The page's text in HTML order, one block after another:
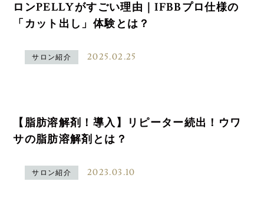
ロンPELLYがすごい理由｜IFBBプロ仕様の
「カット出し」体験とは？
サロン紹介 2025.02.25
【脂肪溶解剤！導入】リピーター続出！ウワ
サの脂肪溶解剤とは？
サロン紹介 2023.03.10